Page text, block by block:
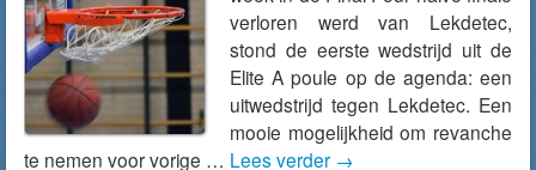
verloren werd van Lekdetec,
stond de eerste wedstrijd uit de
Elite A poule op de agenda: een
uitwedstrijd tegen Lekdetec. Een
mooie mogelijkheid om revanche
te nemen voor vorige … Lees verder →